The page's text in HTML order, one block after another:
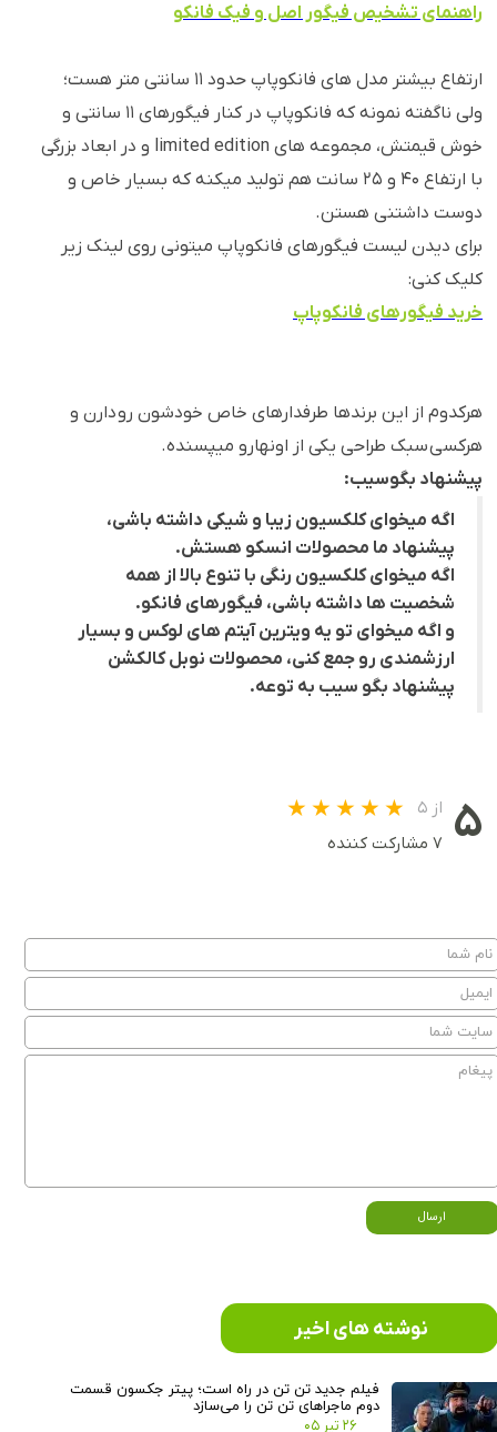
راهنمای تشخیص فیگور اصل و فیک فانکو
ارتفاع بیشتر مدل های فانکوپاپ حدود ۱۱ سانتی متر هست؛
ولی ناگفته نمونه که فانکوپاپ در کنار فیگورهای ۱۱ سانتی و
خوش قیمتش، مجموعه های limited edition و در ابعاد بزرگی
با ارتفاع ۴۰ و ۲۵ سانت هم تولید میکنه که بسیار خاص و
دوست داشتنی هستن.
برای دیدن لیست فیگورهای فانکوپاپ میتونی روی لینک زیر
کلیک کنی:
خرید فیگورهای فانکوپاپ
هرکدوم از این برندها طرفدارهای خاص خودشون رو دارن و
هرکسی سبک طراحی یکی از اونهارو میپسنده.
پیشنهاد بگوسیب:
اگه میخوای کلکسیون زیبا و شیکی داشته باشی،
پیشنهاد ما محصولات انسکو هستش.
اگه میخوای کلکسیون رنگی با تنوع بالا از همه
شخصیت ها داشته باشی، فیگورهای فانکو.
و اگه میخوای تو یه ویترین آیتم های لوکس و بسیار
ارزشمندی رو جمع کنی، محصولات نوبل کالکشن
پیشنهاد بگو سیب به توعه.
۵ از ۵
۷ مشارکت کننده
ارسال
فیلم جدید تن تن در راه است؛ پیتر جکسون قسمت
دوم ماجراهای تن تن را می‌سازد
۲۶ تیر ۰۵
نوشته های اخیر